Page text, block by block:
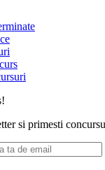
si primesti